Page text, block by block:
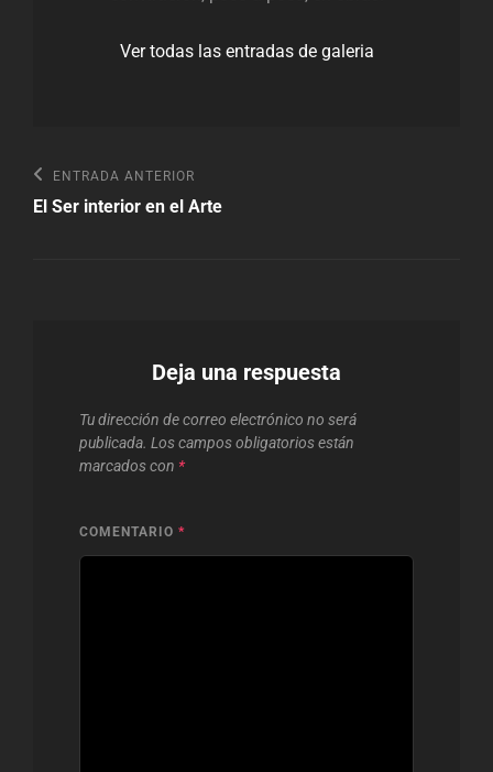
Ver todas las entradas de galeria
Navegación
de
Entrada
anterior
ENTRADA ANTERIOR
El Ser interior en el Arte
Deja una respuesta
Tu dirección de correo electrónico no será
publicada. Los campos obligatorios están
marcados con *
COMENTARIO *